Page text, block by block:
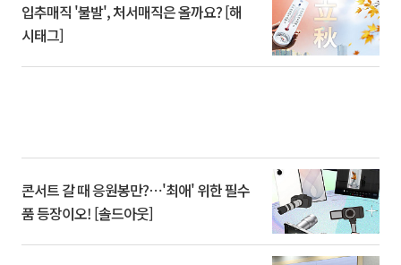
입추매직 '불발', 처서매직은 올까요? [해
시태그]
콘서트 갈 때 응원봉만?⋯'최애' 위한 필수
품 등장이오! [솔드아웃]